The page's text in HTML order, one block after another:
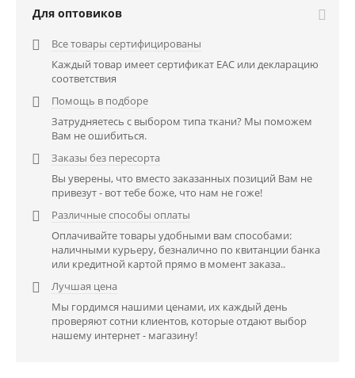
Для оптовиков

Все товары сертифицированы
Каждый товар имеет сертификат EAC или декларацию
соответствия

Помощь в подборе
Затрудняетесь с выбором типа ткани? Мы поможем
Вам не ошибиться.

Заказы без пересорта
Вы уверены, что вместо заказанных позиций Вам не
привезут - вот тебе боже, что нам не гоже!

Различные способы оплаты
Оплачивайте товары удобными вам способами:
наличными курьеру, безналично по квитанции банка
или кредитной картой прямо в момент заказа..

Лучшая цена
Мы гордимся нашими ценами, их каждый день
проверяют сотни клиентов, которые отдают выбор
нашему интернет - магазину!